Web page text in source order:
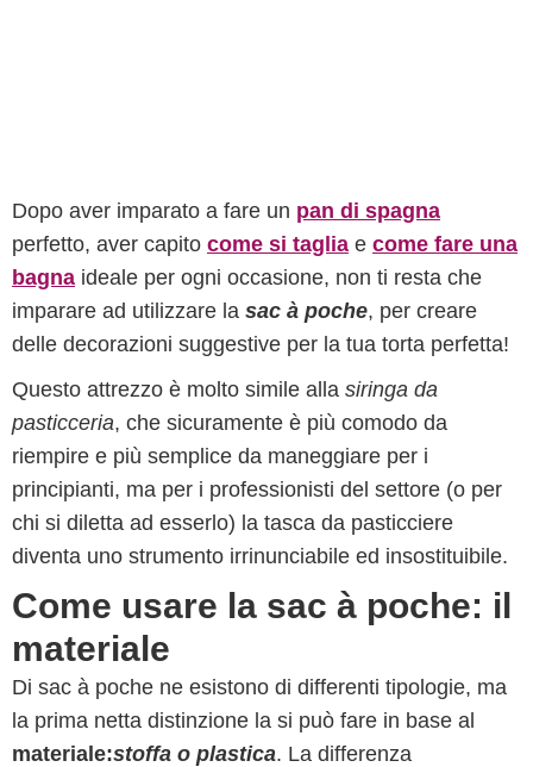
Dopo aver imparato a fare un pan di spagna
perfetto, aver capito come si taglia e come fare una
bagna ideale per ogni occasione, non ti resta che
imparare ad utilizzare la sac à poche, per creare
delle decorazioni suggestive per la tua torta perfetta!
Questo attrezzo è molto simile alla siringa da
pasticceria, che sicuramente è più comodo da
riempire e più semplice da maneggiare per i
principianti, ma per i professionisti del settore (o per
chi si diletta ad esserlo) la tasca da pasticciere
diventa uno strumento irrinunciabile ed insostituibile.
Come usare la sac à poche: il
materiale
Di sac à poche ne esistono di differenti tipologie, ma
la prima netta distinzione la si può fare in base al
materiale:stoffa o plastica. La differenza